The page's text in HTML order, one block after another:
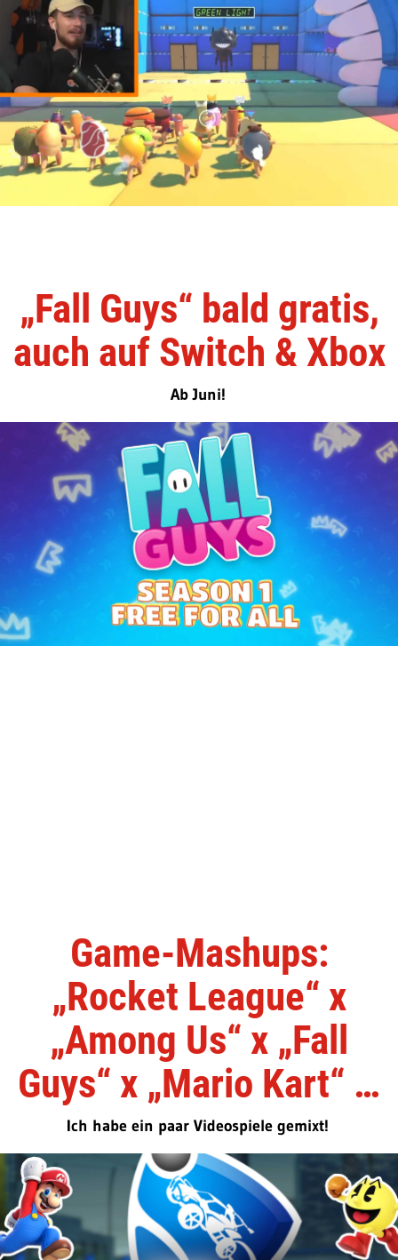
„Fall Guys“ bald gratis,
auch auf Switch & Xbox
Ab Juni!
Game-Mashups:
„Rocket League“ x
„Among Us“ x „Fall
Guys“ x „Mario Kart“ …
Ich habe ein paar Videospiele gemixt!